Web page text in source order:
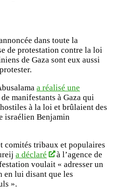
dans toute la
de protestation contre la loi
de Gaza sont eux aussi
a réalisé une
manifestants à Gaza qui
à la loi et brûlaient des
israélien Benjamin
comités tribaux et populaires
a déclaré
à l’agence de
voulait « adresser un
en lui disant que les
».